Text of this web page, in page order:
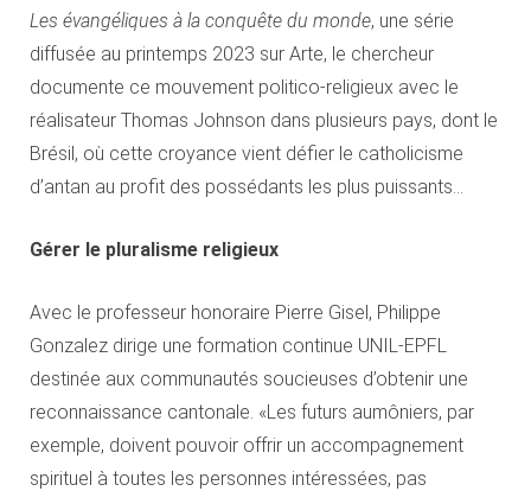
Les évangéliques à la conquête du monde, une série
diffusée au printemps 2023 sur Arte, le chercheur
documente ce mouvement politico-religieux avec le
réalisateur Thomas Johnson dans plusieurs pays, dont le
Brésil, où cette croyance vient défier le catholicisme
d’antan au profit des possédants les plus puissants…
Gérer le pluralisme religieux
Avec le professeur honoraire Pierre Gisel, Philippe
Gonzalez dirige une formation continue UNIL-EPFL
destinée aux communautés soucieuses d’obtenir une
reconnaissance cantonale. «Les futurs aumôniers, par
exemple, doivent pouvoir offrir un accompagnement
spirituel à toutes les personnes intéressées, pas